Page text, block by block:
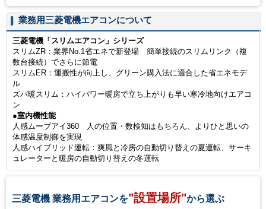
業務用三菱電機エアコンについて
三菱電機「スリムエアコン」シリーズ
スリムZR：業界No.1省エネで新登場 簡単接続のスリムリンク（複
数台接続）でさらに節電
スリムER：運搬性が向上し、グリーン購入法に適合した省エネモデ
ル
ズバ暖スリム：ハイパワー暖房で立ち上がりも早い寒冷地向けエアコ
ン
●室内機性能
人感ムーブアイ360 人の位置・数検知はもちろん、よりひと思いの
体感温度制御を実現
人感ハイブリッド運転：爽風と冷房の自動切り替えの夏運転、サーキ
ュレーターと暖房の自動切り替えの冬運転
三菱電機 業務用エアコンを"設置場所"から選ぶ